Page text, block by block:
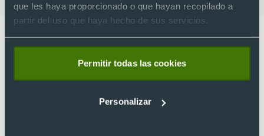
que les haya proporcionado o que hayan recopilado a
partir del uso que haya hecho de sus servicios.
Permitir todas las cookies
Personalizar
Lo que dicen nuestros clientes